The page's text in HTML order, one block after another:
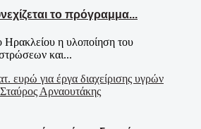
το πρόγραμμα...
Ηρακλείου η υλοποίηση του
και...